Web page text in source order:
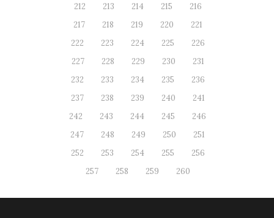
212
213 214 215
216
217
218 219 220
221
222
223 224 225
226
227
228 229 230
231
232
233 234 235
236
237
238 239 240
241
242
243 244 245
246
247
248 249 250
251
252
253 254 255
256
257
258 259 260